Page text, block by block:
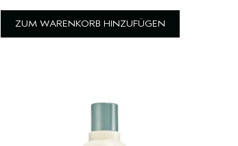
ZUM WARENKORB HINZUFÜGEN